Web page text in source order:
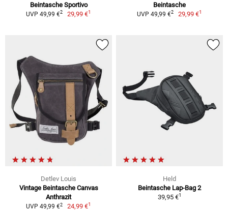
Beintasche Sportivo
UVP 49,99 €2 29,99 €1
Beintasche
UVP 49,99 €2 29,99 €1
Detlev Louis
Vintage Beintasche Canvas
Anthrazit
UVP 49,99 €2 24,99 €1
Held
Beintasche Lap-Bag 2
39,95 €1